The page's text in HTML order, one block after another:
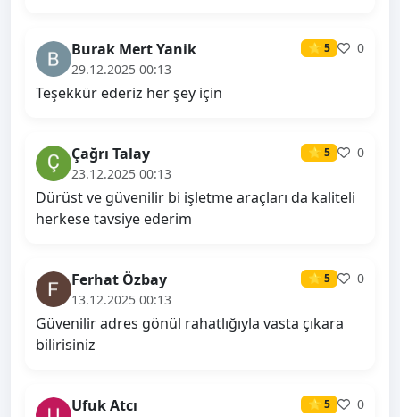
Burak Mert Yanik ⭐ 5
0
29.12.2025 00:13
Teşekkür ederiz her şey için
Çağrı Talay ⭐ 5
0
23.12.2025 00:13
Dürüst ve güvenilir bi işletme araçları da kaliteli
herkese tavsiye ederim
Ferhat Özbay ⭐ 5
0
13.12.2025 00:13
Güvenilir adres gönül rahatlığıyla vasta çıkara
bilirisiniz
Ufuk Atcı ⭐ 5 0